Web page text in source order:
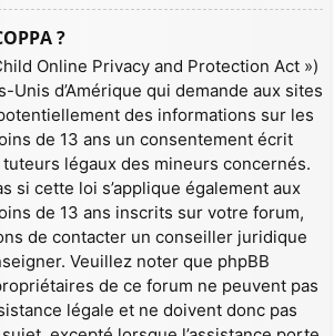
?
Online Privacy and Protection Act »)
Unis d’Amérique qui demande aux sites
des informations sur les
de 13 ans un consentement écrit
légaux des mineurs concernés.
si cette loi s’applique également aux
de 13 ans inscrits sur votre forum,
de contacter un conseiller juridique
Veuillez noter que phpBB
de ce forum ne peuvent pas
légale et ne doivent donc pas